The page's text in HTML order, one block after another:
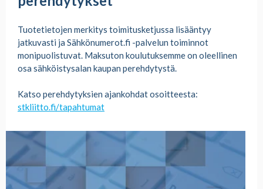
Tuotetietojen merkitys toimitusketjussa lisääntyy
jatkuvasti ja Sähkönumerot.fi -palvelun toiminnot
monipuolistuvat. Maksuton koulutuksemme on oleellinen
osa sähköistysalan kaupan perehdytystä.
Katso perehdytyksien ajankohdat osoitteesta:
stkliitto.fi/tapahtumat